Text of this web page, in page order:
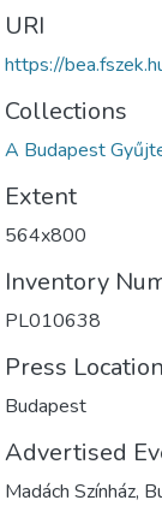
URI
https://
Collections
A Budapest
Extent
564x800
Inventory
PL010638
Press Location
Budapest
Advertised
Madách Színház,